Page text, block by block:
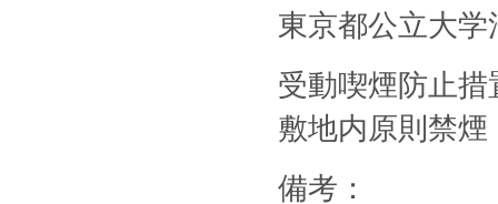
東京都公立大学
受動喫煙防止
敷地内原則禁
備考：